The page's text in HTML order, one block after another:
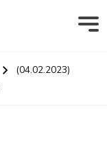
(04.02.2023)